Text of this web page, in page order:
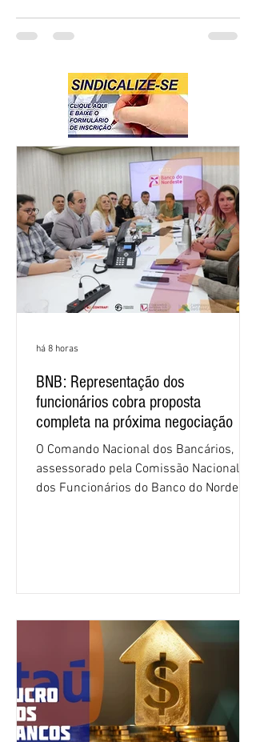
BNB: Representação dos
funcionários cobra proposta
completa na próxima negociação
O Comando Nacional dos Bancários,
assessorado pela Comissão Nacional
dos Funcionários do Banco do Nordeste
negociação encerrou a discussão das
cláusulas econômicas e sindicais da
minuta, e a representação dos
funcionários cobrou que o banco
apresente uma proposta c
há 8 horas